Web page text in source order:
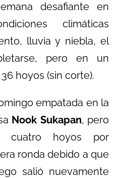
desafiante en
climáticas
lluvia y niebla, el
pero en un
hoyos (sin corte).
empatada en la
Nook Sukapan, pero
cuatro hoyos por
ronda debido a que
salió nuevamente